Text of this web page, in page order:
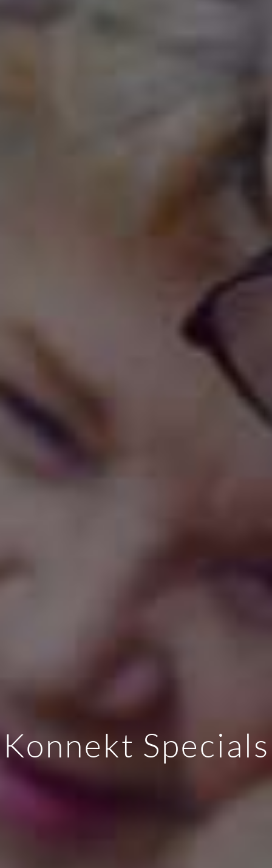
Konnekt Specials